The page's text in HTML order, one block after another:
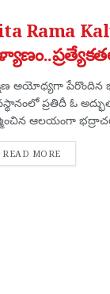
Rama
అయోధ్యగా పేరొందిన
ప్రతిదీ ఓ
ఆలయంగా
READ MOREDETAILS